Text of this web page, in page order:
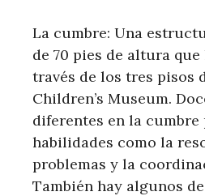
La cumbre: Una
de 70 pies de altura
través de los tres pisos
Children’s Museum.
diferentes en la cumbre
habilidades como la
problemas y la
También hay algunos